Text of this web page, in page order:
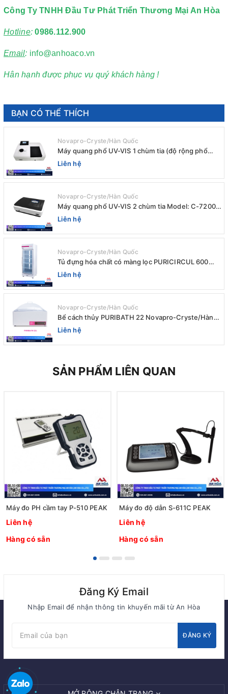
Công Ty TNHH Đầu Tư Phát Triển Thương Mại An Hòa
Hotline: 0986.112.900
Email: info@anhoaco.vn
Hân hạnh được phục vụ quý khách hàng !
BẠN CÓ THỂ THÍCH
Novapro-Cryste/Hàn Quốc
Máy quang phổ UV-VIS 1 chùm tia (độ rộng phổ
4nm) E-1000UV / Peak
Liên hệ
Novapro-Cryste/Hàn Quốc
Máy quang phổ UV-VIS 2 chùm tia Model: C-7200 /
Peak
Liên hệ
Novapro-Cryste/Hàn Quốc
Tủ đựng hóa chất có màng lọc PURICIRCUL 600
AIRTIGHT Novapro-Cryste/Hàn Quốc
Liên hệ
Novapro-Cryste/Hàn Quốc
Bể cách thủy PURIBATH 22 Novapro-Cryste/Hàn
Quốc
Liên hệ
SẢN PHẨM LIÊN QUAN
Máy đo PH cầm tay P-510 PEAK
Liên hệ
Hàng có sẵn
Máy đo độ dẫn S-611C PEAK
Liên hệ
Hàng có sẵn
Đăng Ký Email
Nhập Email để nhận thông tin khuyến mãi từ An Hòa
ĐĂNG KÝ